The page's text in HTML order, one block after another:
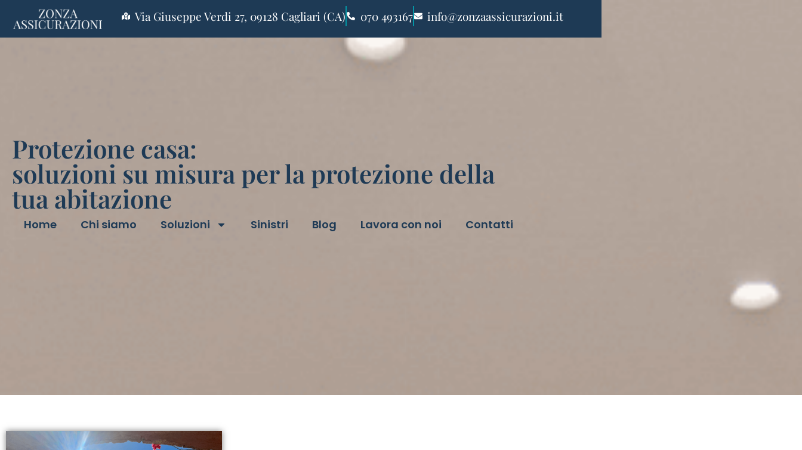
Via Giuseppe Verdi 27, 09128 Cagliari (CA) 070 493167 info@zonzaassicurazioni.it
Protezione casa:
soluzioni su misura per la protezione della
tua abitazione
Home Chi siamo Soluzioni Sinistri Blog Lavora con noi Contatti